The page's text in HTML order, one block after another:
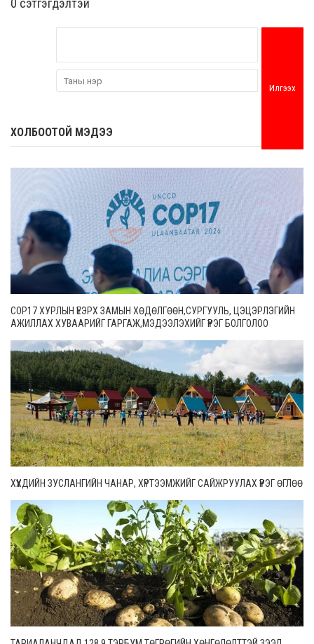
0 cэтгэгдэлтэй
Илгээх
ХОЛБООТОЙ МЭДЭЭ
COP17 ХУРЛЫН ҮЕЭРХ ЗАМЫН ХӨДӨЛГӨӨН,СУРГУУЛЬ, ЦЭЦЭРЛЭГИЙН
АЖИЛЛАХ ХУВААРИЙГ ГАРГАЖ,МЭДЭЭЛЭХИЙГ ҮҮРЭГ БОЛГОЛОО
ХҮҮХДИЙН ЗУСЛАНГИЙН ЧАНАР, ХҮРТЭЭМЖИЙГ САЙЖРУУЛАХ ҮҮРЭГ ӨГЛӨӨ